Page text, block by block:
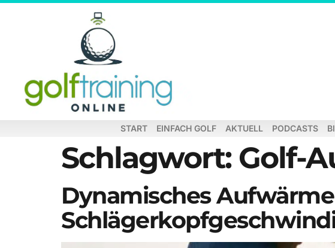
START EINFACH GOLF AKTUELL PODCASTS
Schlagwort: Golf-
Dynamisches